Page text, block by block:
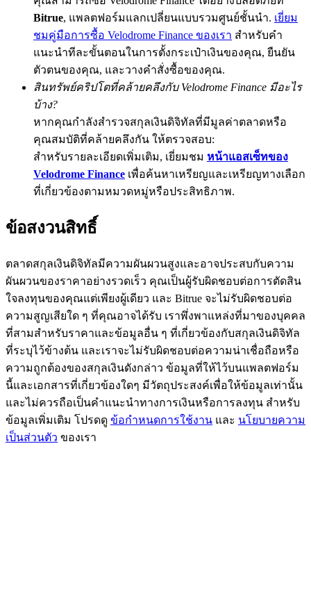
BTC Flexible Staking | Daily Rewards
รับรางวัลและสิทธิพิเศษสุดพิเศษ
ศูนย์รางวัล
Bitrue, แพลตฟอร์มแลกเปลี่ยนแบบรวมศูนย์ชั้นนำ. เยี่ยม
ชมคู่มือการซื้อ Velodrome Finance ของเรา สำหรับคำ
แนะนำทีละขั้นตอนในการตั้งกระเป๋าเงินของคุณ, ยืนยัน
ตัวตนของคุณ, และวางคำสั่งซื้อของคุณ.
สินทรัพย์คริปโตที่คล้ายคลึงกับ Velodrome Finance มีอะไร
บ้าง?
หากคุณกำลังสำรวจสกุลเงินดิจิทัลที่มีมูลค่าตลาดหรือ
คุณสมบัติที่คล้ายคลึงกัน ให้ตรวจสอบ:
สำหรับรายละเอียดเพิ่มเติม, เยี่ยมชม หน้าแอสเซ็ทของ
Velodrome Finance เพื่อค้นหาเหรียญและเหรียญทางเลือก
ที่เกี่ยวข้องตามหมวดหมู่หรือประสิทธิภาพ.
ข้อสงวนสิทธิ์
ตลาดสกุลเงินดิจิทัลมีความผันผวนสูงและอาจประสบกับความ
ผันผวนของราคาอย่างรวดเร็ว คุณเป็นผู้รับผิดชอบต่อการตัดสิน
ใจลงทุนของคุณแต่เพียงผู้เดียว และ Bitrue จะไม่รับผิดชอบต่อ
ความสูญเสียใด ๆ ที่คุณอาจได้รับ เราพึ่งพาแหล่งที่มาของบุคคล
ที่สามสำหรับราคาและข้อมูลอื่น ๆ ที่เกี่ยวข้องกับสกุลเงินดิจิทัล
ที่ระบุไว้ข้างต้น และเราจะไม่รับผิดชอบต่อความน่าเชื่อถือหรือ
ความถูกต้องของสกุลเงินดังกล่าว ข้อมูลที่ให้ไว้บนแพลตฟอร์ม
นี้และเอกสารที่เกี่ยวข้องใดๆ มีวัตถุประสงค์เพื่อให้ข้อมูลเท่านั้น
และไม่ควรถือเป็นคำแนะนำทางการเงินหรือการลงทุน สำหรับ
ข้อมูลเพิ่มเติม โปรดดู ข้อกำหนดการใช้งาน และ นโยบายความ
เป็นส่วนตัว ของเรา